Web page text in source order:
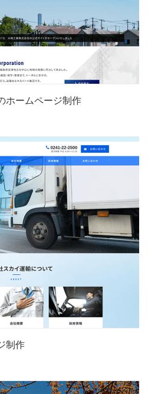
ホームページ制作
制作